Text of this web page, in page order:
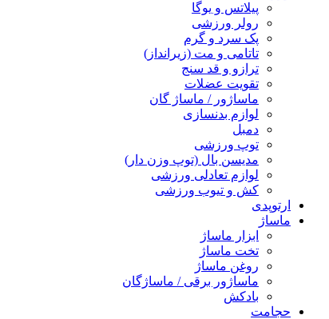
پیلاتس و یوگا
رولر ورزشی
پک سرد و گرم
تاتامی و مت (زیرانداز)
ترازو و قد سنج
تقویت عضلات
ماساژور / ماساژ گان
لوازم بدنسازی
دمبل
توپ ورزشی
مدیسن بال (توپ وزن دار)
لوازم تعادلی ورزشی
کش و تیوب ورزشی
ارتوپدی
ماساژ
ابزار ماساژ
تخت ماساژ
روغن ماساژ
ماساژور برقی / ماساژگان
بادکش
حجامت